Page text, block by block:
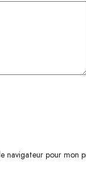
navigateur pour mon